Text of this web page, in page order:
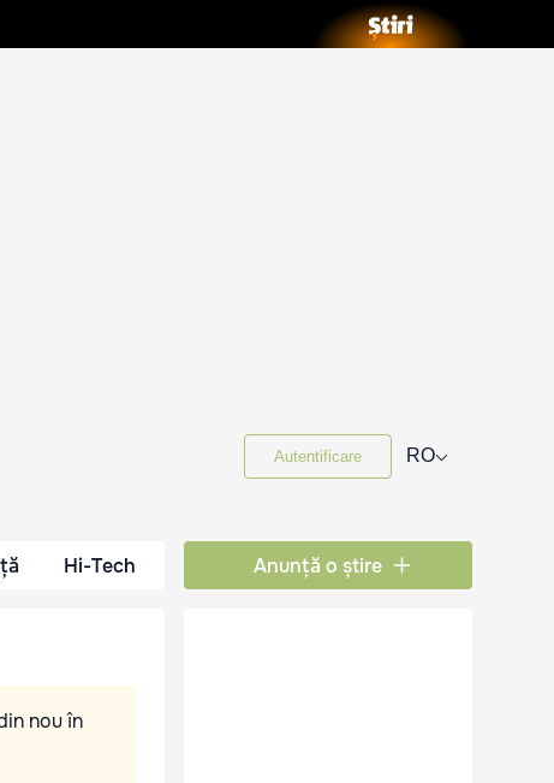
Autentificare RO⌵
Hi-Tech Anunță o știre
nou în